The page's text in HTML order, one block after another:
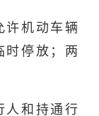
许机动车辆
时停放；两
人和持通行